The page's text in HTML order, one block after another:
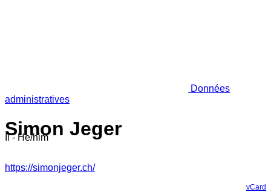
Données
administratives
Simon Jeger
Il - He/him
https://simonjeger.ch/
vCard